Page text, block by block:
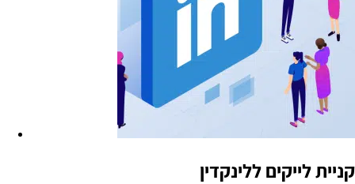
קניית לייקים ללינקדין